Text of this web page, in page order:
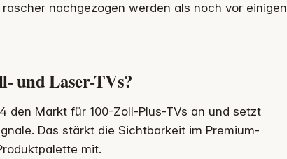
nachgezogen werden als noch vor einigen
und Laser-TVs?
den Markt für 100-Zoll-Plus-TVs an und setzt
Das stärkt die Sichtbarkeit im Premium-
mit.